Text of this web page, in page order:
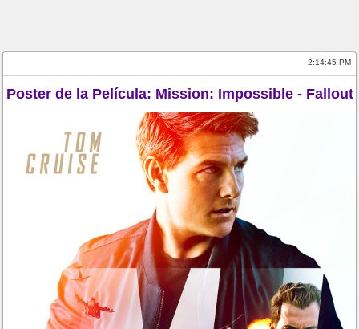
2:14:45 PM
Poster de la Película: Mission: Impossible - Fallout